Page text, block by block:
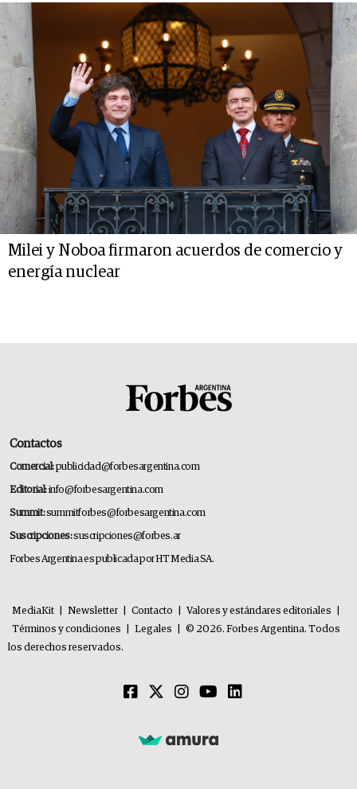
Milei y Noboa firmaron acuerdos de comercio y
energía nuclear
Contactos
Comercial:publicidad@forbesargentina.com
Editorial:info@forbesargentina.com
Summit:summitforbes@forbesargentina.com
Suscripciones:suscripciones@forbes.ar
Forbes Argentina es publicada por HT Media SA.
MediaKit Newsletter Contacto Valores y estándares editoriales
Términos y condiciones
Legales
© 2026. Forbes Argentina. Todos
los derechos reservados.